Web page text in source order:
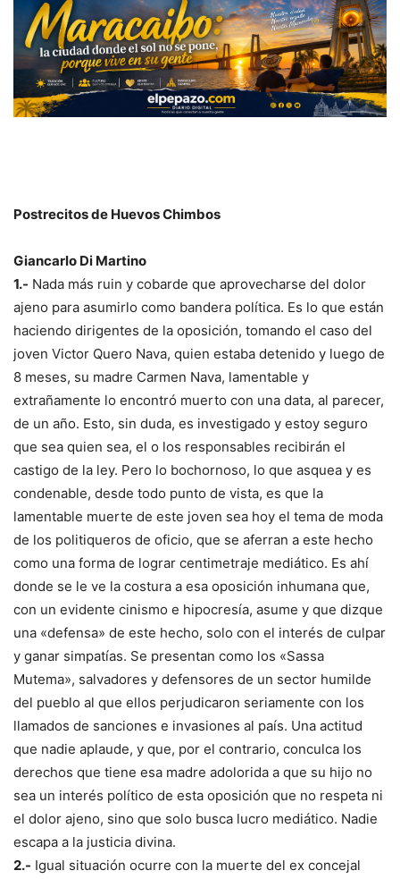
Postrecitos de Huevos Chimbos
Giancarlo Di Martino
1.- Nada más ruin y cobarde que aprovecharse del dolor
ajeno para asumirlo como bandera política. Es lo que están
haciendo dirigentes de la oposición, tomando el caso del
joven Victor Quero Nava, quien estaba detenido y luego de
8 meses, su madre Carmen Nava, lamentable y
extrañamente lo encontró muerto con una data, al parecer,
de un año. Esto, sin duda, es investigado y estoy seguro
que sea quien sea, el o los responsables recibirán el
castigo de la ley. Pero lo bochornoso, lo que asquea y es
condenable, desde todo punto de vista, es que la
lamentable muerte de este joven sea hoy el tema de moda
de los politiqueros de oficio, que se aferran a este hecho
como una forma de lograr centimetraje mediático. Es ahí
donde se le ve la costura a esa oposición inhumana que,
con un evidente cinismo e hipocresía, asume y que dizque
una «defensa» de este hecho, solo con el interés de culpar
y ganar simpatías. Se presentan como los «Sassa
Mutema», salvadores y defensores de un sector humilde
del pueblo al que ellos perjudicaron seriamente con los
llamados de sanciones e invasiones al país. Una actitud
que nadie aplaude, y que, por el contrario, conculca los
derechos que tiene esa madre adolorida a que su hijo no
sea un interés político de esta oposición que no respeta ni
el dolor ajeno, sino que solo busca lucro mediático. Nadie
escapa a la justicia divina.
2.- Igual situación ocurre con la muerte del ex concejal